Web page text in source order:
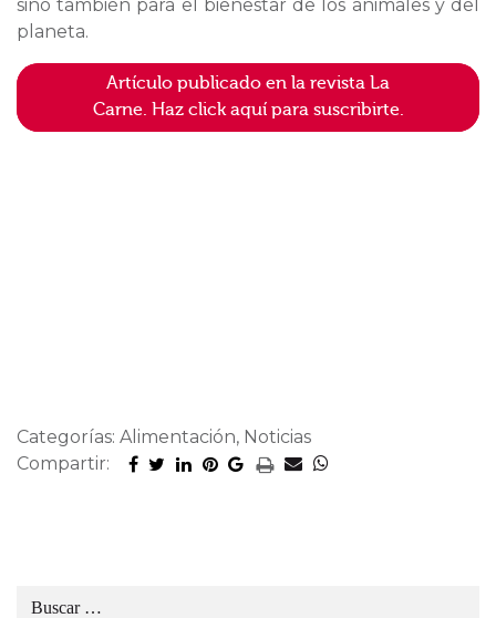
sino también para el bienestar de los animales y del
planeta.
Artículo publicado en la revista La
Carne. Haz click aquí para suscribirte.
Categorías: Alimentación, Noticias
Compartir: